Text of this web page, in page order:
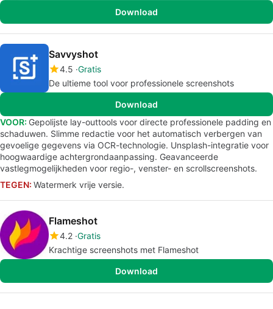
Download
Savvyshot
4.5 Gratis
De ultieme tool voor professionele screenshots
Download
VOOR: Gepolijste lay-outtools voor directe professionele padding en
schaduwen. Slimme redactie voor het automatisch verbergen van
gevoelige gegevens via OCR-technologie. Unsplash-integratie voor
hoogwaardige achtergrondaanpassing. Geavanceerde
vastlegmogelijkheden voor regio-, venster- en scrollscreenshots.
TEGEN: Watermerk vrije versie.
Flameshot
4.2 Gratis
Krachtige screenshots met Flameshot
Download